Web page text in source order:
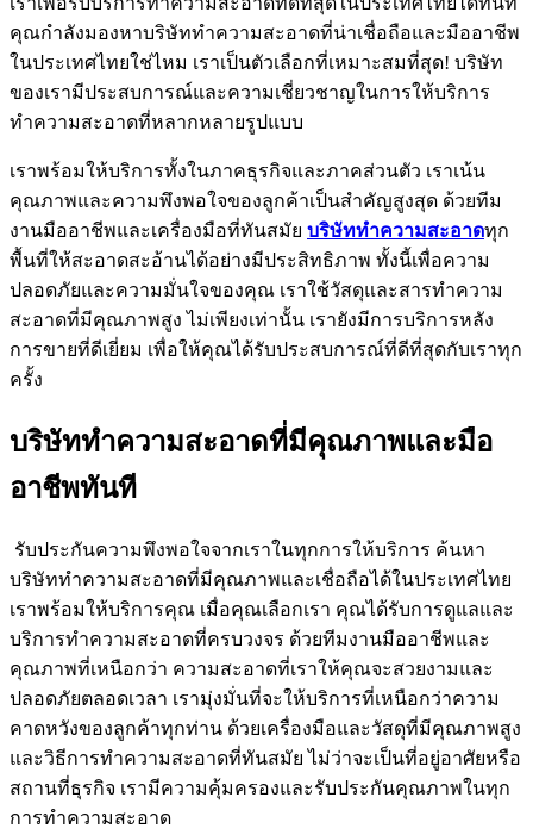
คุณกำลังมองหาบริษัททำความสะอาดที่น่าเชื่อถือและมืออาชีพ
ในประเทศไทยใช่ไหม เราเป็นตัวเลือกที่เหมาะสมที่สุด! บริษัท
ของเรามีประสบการณ์และความเชี่ยวชาญในการให้บริการ
ทำความสะอาดที่หลากหลายรูปแบบ
เราพร้อมให้บริการทั้งในภาคธุรกิจและภาคส่วนตัว เราเน้น
คุณภาพและความพึงพอใจของลูกค้าเป็นสำคัญสูงสุด ด้วยทีม
งานมืออาชีพและเครื่องมือที่ทันสมัย บริษัททำความสะอาดทุก
พื้นที่ให้สะอาดสะอ้านได้อย่างมีประสิทธิภาพ ทั้งนี้เพื่อความ
ปลอดภัยและความมั่นใจของคุณ เราใช้วัสดุและสารทำความ
สะอาดที่มีคุณภาพสูง ไม่เพียงเท่านั้น เรายังมีการบริการหลัง
การขายที่ดีเยี่ยม เพื่อให้คุณได้รับประสบการณ์ที่ดีที่สุดกับเราทุก
ครั้ง
บริษัททำความสะอาดที่มีคุณภาพและมือ
อาชีพทันที
รับประกันความพึงพอใจจากเราในทุกการให้บริการ ค้นหา
บริษัททำความสะอาดที่มีคุณภาพและเชื่อถือได้ในประเทศไทย
เราพร้อมให้บริการคุณ เมื่อคุณเลือกเรา คุณได้รับการดูแลและ
บริการทำความสะอาดที่ครบวงจร ด้วยทีมงานมืออาชีพและ
คุณภาพที่เหนือกว่า ความสะอาดที่เราให้คุณจะสวยงามและ
ปลอดภัยตลอดเวลา เรามุ่งมั่นที่จะให้บริการที่เหนือกว่าความ
คาดหวังของลูกค้าทุกท่าน ด้วยเครื่องมือและวัสดุที่มีคุณภาพสูง
และวิธีการทำความสะอาดที่ทันสมัย ไม่ว่าจะเป็นที่อยู่อาศัยหรือ
สถานที่ธุรกิจ เรามีความคุ้มครองและรับประกันคุณภาพในทุก
การทำความสะอาด